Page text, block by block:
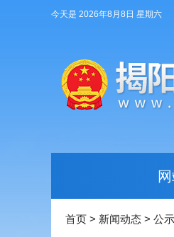
今天是 2026年8月8日 星期六
首页 > 新闻动态 > 公